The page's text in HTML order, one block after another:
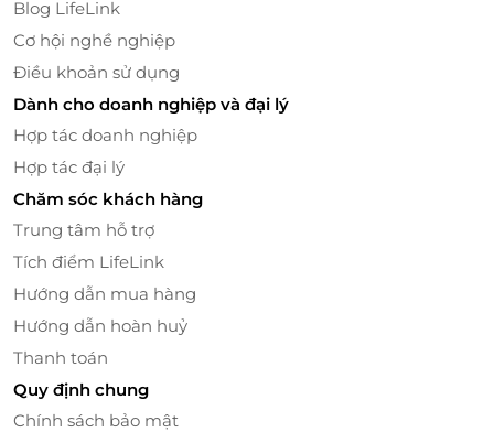
Ngoài ra, nhà hàng còn mang đến rất nhiều món ăn
kèm hấp dẫn như dồi trường, trứng bắp phô mai,
yumcha mại tôm, đậu hũ nấm giấy bạc... giúp bữa
tiệc buffet trở nên tròn vị, cuốn hút hơn bao giờ hết.
Blog LifeLink
Cơ hội nghề nghiệp
Điều khoản sử dụng
Dành cho doanh nghiệp và đại lý
Hợp tác doanh nghiệp
Hợp tác đại lý
Chăm sóc khách hàng
Trung tâm hỗ trợ
Tích điểm LifeLink
Hướng dẫn mua hàng
Hướng dẫn hoàn huỷ
Thanh toán
Quy định chung
Chính sách bảo mật